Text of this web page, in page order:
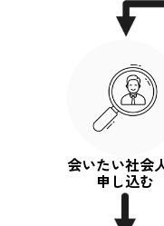
会いたい社会
申し込む